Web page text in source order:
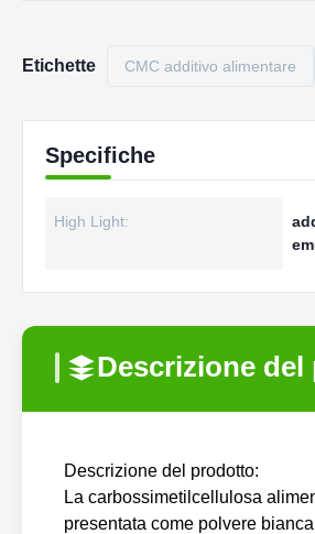
Etichette CMC additivo alimentare
Specifiche
High Light:
Descrizione
Descrizione del prodotto:
La carbossimetilcellulosa
presentata come polvere